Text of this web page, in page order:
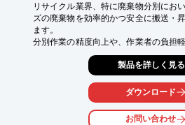
リサイクル業界、特に廃棄物分別にお
ズの廃棄物を効率的かつ安全に搬送・
ます。
分別作業の精度向上や、作業者の負担
ンの柔軟な運用が重要となります。
当社のエアー式リフト「パワーローラ
昇降と搬送を一台で行い、
フリーローラ内蔵で転換機としても容
物分別ラインの効率化に貢献します。
製品を詳しく見る
ダウンロード
お問い合わせ